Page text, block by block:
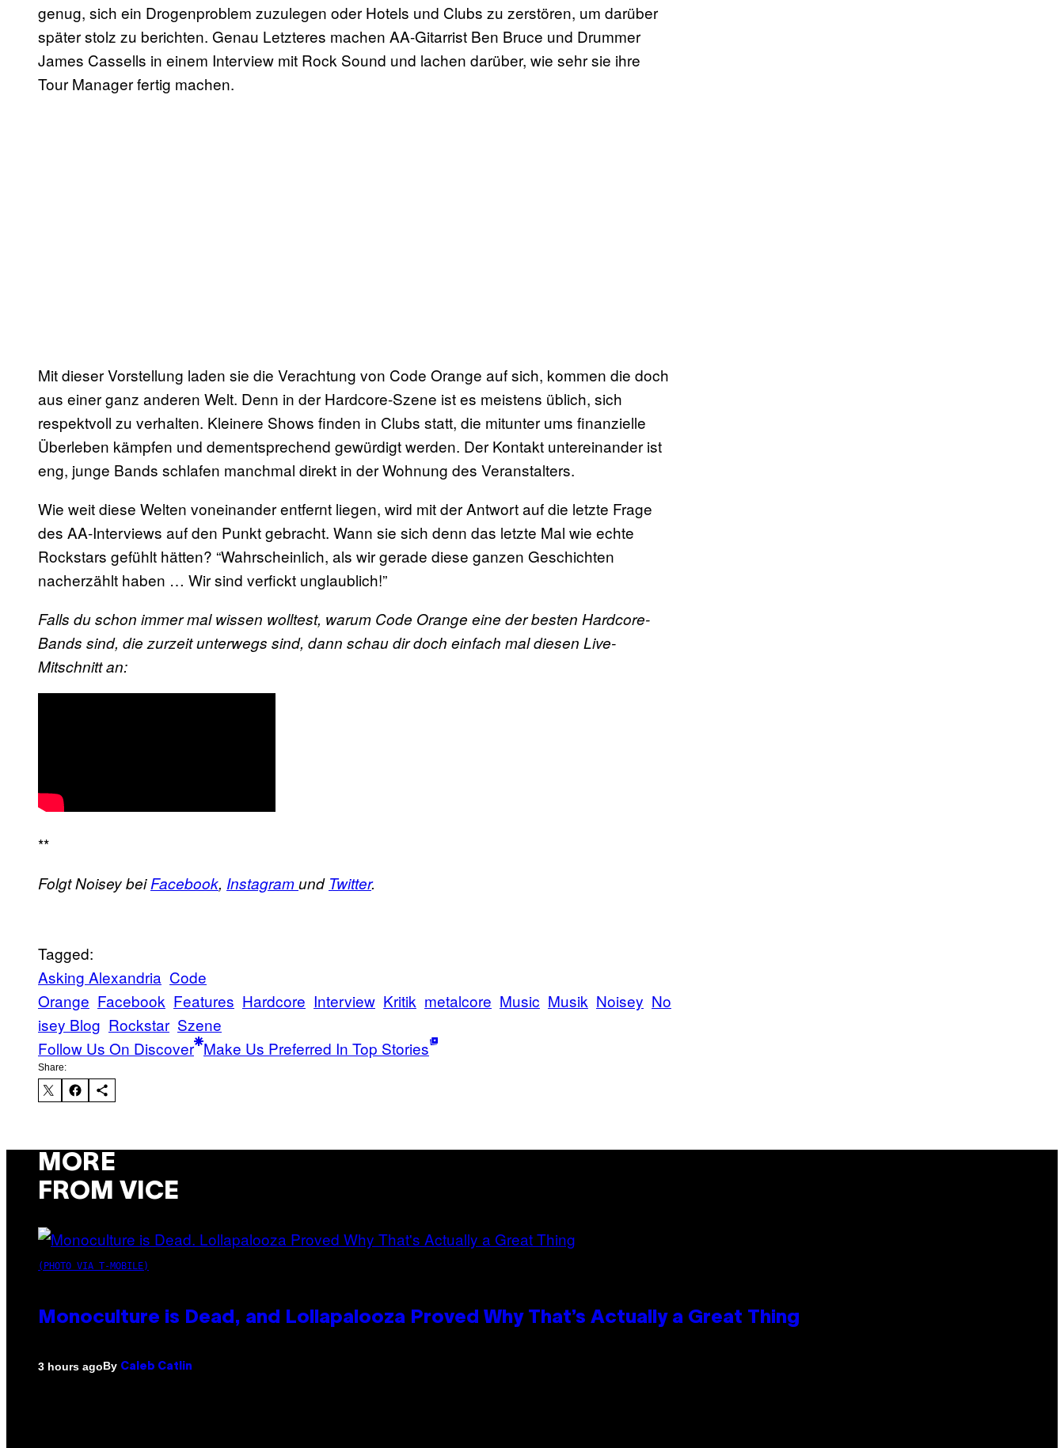
genug, sich ein Drogenproblem zuzulegen oder Hotels und Clubs zu zerstören, um darüber
später stolz zu berichten. Genau Letzteres machen AA-Gitarrist Ben Bruce und Drummer
James Cassells in einem Interview mit Rock Sound und lachen darüber, wie sehr sie ihre
Tour Manager fertig machen.
Mit dieser Vorstellung laden sie die Verachtung von Code Orange auf sich, kommen die doch
aus einer ganz anderen Welt. Denn in der Hardcore-Szene ist es meistens üblich, sich
respektvoll zu verhalten. Kleinere Shows finden in Clubs statt, die mitunter ums finanzielle
Überleben kämpfen und dementsprechend gewürdigt werden. Der Kontakt untereinander ist
eng, junge Bands schlafen manchmal direkt in der Wohnung des Veranstalters.
Wie weit diese Welten voneinander entfernt liegen, wird mit der Antwort auf die letzte Frage
des AA-Interviews auf den Punkt gebracht. Wann sie sich denn das letzte Mal wie echte
Rockstars gefühlt hätten? “Wahrscheinlich, als wir gerade diese ganzen Geschichten
nacherzählt haben … Wir sind verfickt unglaublich!”
Falls du schon immer mal wissen wolltest, warum Code Orange eine der besten Hardcore-
Bands sind, die zurzeit unterwegs sind, dann schau dir doch einfach mal diesen Live-
Mitschnitt an:
**
Folgt Noisey beiFacebook, Instagramund Twitter.
Tagged:
Asking Alexandria Code
Orange Facebook Features Hardcore Interview Kritik metalcore Music Musik Noisey No
isey Blog Rockstar Szene
Follow Us On Discover Make Us Preferred In Top Stories
Share:
MORE
FROM VICE
(PHOTO VIA T-MOBILE)
Monoculture is Dead, and Lollapalooza Proved Why That’s Actually a Great Thing
3 hours agoBy Caleb Catlin